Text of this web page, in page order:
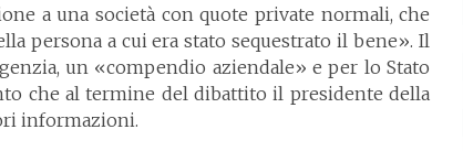
a una società con quote private normali, che
persona a cui era stato sequestrato il bene». Il
un «compendio aziendale» e per lo Stato
che al termine del dibattito il presidente della
informazioni.